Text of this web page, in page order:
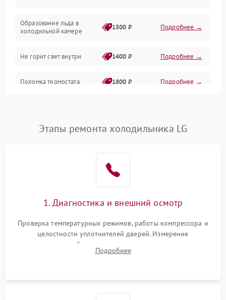
Образование льда в
холодильной камере
1500 ₽ Подробнее →
Не горит свет внутри 1400 ₽ Подробнее →
Поломка термостата 1800 ₽ Подробнее →
Поломка системы No Frost 2600 ₽ Подробнее →
работе
2000 ₽ Подробнее →
1000 ₽
1800 ₽
Этапы ремонта холодильника LG
1. Диагностика и внешний осмотр
Проверка температурных режимов, работы компрессора и
целостности уплотнителей дверей. Измерение
сопротивления обмоток мотора, проверка термостата и
считывание кодов ошибок с электронного дисплея.
Подробнее